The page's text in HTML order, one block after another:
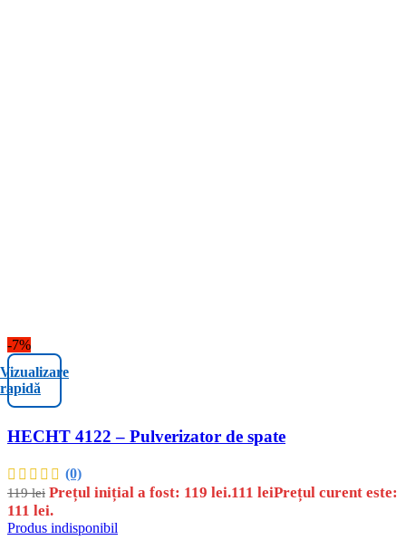
-7%
Vizualizare
rapidă
HECHT 4122 – Pulverizator de spate
(0)
119lei Prețul inițial a fost: 119 lei.111 leiPrețul curent este:
111 lei.
Produs indisponibil